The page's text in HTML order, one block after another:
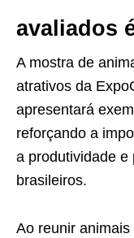
avaliados
A mostra de
atrativos da
apresentará
reforçando a
a produtividade e
brasileiros.
Ao reunir